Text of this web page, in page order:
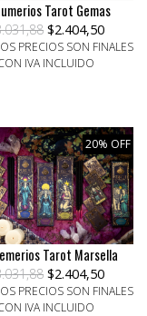
Tarot Gemas
$2.404,50
PRECIOS SON FINALES
IVA INCLUIDO
20% OFF
Tarot Marsella
$2.404,50
PRECIOS SON FINALES
IVA INCLUIDO